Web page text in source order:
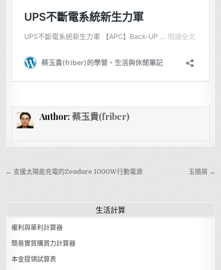
Author: 蔡玉貴(friber)
文章導覽 玉隨居 →
← 支援太陽能充電的Zendure 1000W行動電源
生活計算
複利與單利計算器
簡易實質購買力計算器
本金提領試算表